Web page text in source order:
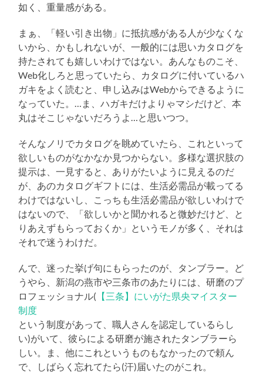
如く、重量感がある。
まぁ、「軽い引き出物」に抵抗感がある人が少なくな
いから、かもしれないが、一般的には思いカタログを
持たされても嬉しいわけではない。あんなものこそ、
Web化しろと思っていたら、カタログに付いているハ
ガキをよく読むと、申し込みはWebからできるように
なっていた。…ま、ハガキだけよりゃマシだけど、本
丸はそこじゃないだろうよ…と思いつつ。
そんなノリでカタログを眺めていたら、これといって
欲しいものがなかなか見つからない。多様な選択肢の
提示は、一見すると、ありがたいように見えるのだ
が、あのカタログギフトには、生活必需品が載ってる
わけではないし、こっちも生活必需品が欲しいわけで
はないので、「欲しいかと聞かれると微妙だけど、と
りあえずもらっておくか」というモノが多く、それは
それで迷うわけだ。
んで、迷った挙げ句にもらったのが、タンブラー。ど
うやら、新潟の燕市や三条市のあたりには、研磨のプ
ロフェッショナル( 【三条】にいがた県央マイスター
制度
という制度があって、職人さんを認定しているらし
い)がいて、彼らによる研磨が施されたタンブラーら
しい。ま、他にこれというものもなかったので頼ん
で、しばらく忘れてたら(汗)届いたのがこれ。